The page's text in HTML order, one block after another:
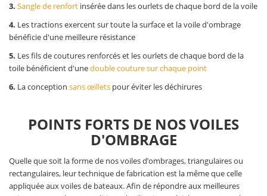
3. Sangle de renfort insérée dans les ourlets de chaque bord de la voile
4. Les tractions exercent sur toute la surface et la voile d'ombrage
bénéficie d'une meilleure résistance
5. Les fils de coutures renforcés et les ourlets de chaque bord de la
toile bénéficient d'unedouble couture sur chaque point
6. La conception sans œillets pour éviter les déchirures
POINTS FORTS DE NOS VOILES
D'OMBRAGE
Quelle que soit la forme de nos voiles d’ombrages, triangulaires ou
rectangulaires, leur technique de fabrication est la même que celle
appliquée aux voiles de bateaux. Afin de répondre aux meilleures